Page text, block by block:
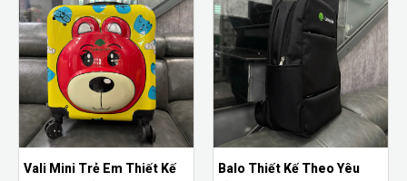
Vali Mini Trẻ Em Thiết Kế
Balo Thiết Kế Theo Yêu